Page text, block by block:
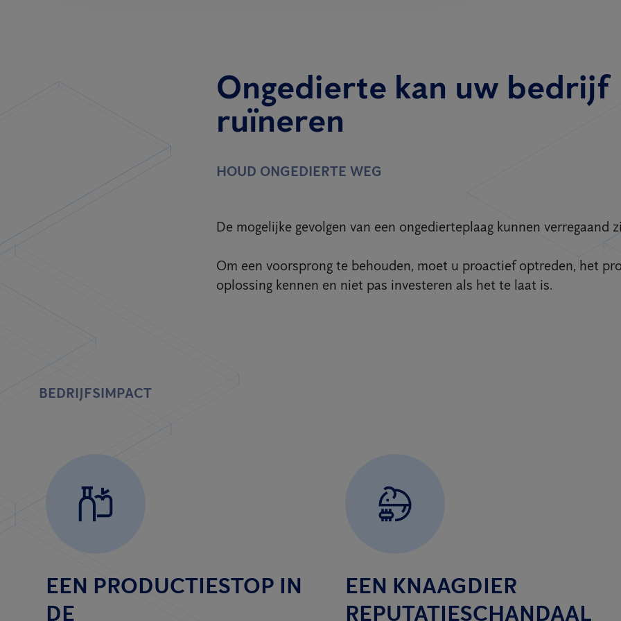
Ongedierte kan uw bedrijf
ruïneren
HOUD ONGEDIERTE WEG
De mogelijke gevolgen van een ongedierteplaag kunnen verregaand
Om een voorsprong te behouden, moet u proactief optreden, het
oplossing kennen en niet pas investeren als het te laat is.
BEDRIJFSIMPACT
EEN PRODUCTIESTOP IN
DE
EEN KNAAGDIER
REPUTATIESCHANDAAL